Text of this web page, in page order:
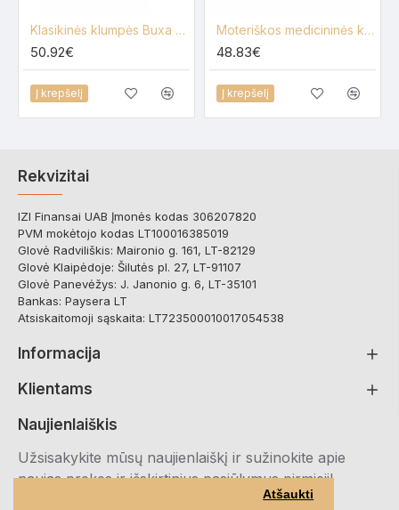
Atšaukti
Klasikinės klumpės Buxa FPU11
50.92€
Į krepšelį
Moteriškos medicininės klumpės Buxa Anatomic BZ320
48.83€
Į krepšelį
Rekvizitai
IZI Finansai UAB Įmonės kodas 306207820
PVM mokėtojo kodas LT100016385019
Glovė Radviliškis: Maironio g. 161, LT-82129
Glovė Klaipėdoje: Šilutės pl. 27, LT-91107
Glovė Panevėžys: J. Janonio g. 6, LT-35101
Bankas: Paysera LT
Atsiskaitomoji sąskaita: LT723500010017054538
Informacija
Klientams
Naujienlaiškis
Užsisakykite mūsų naujienlaiškį ir sužinokite apie
naujas prekes ir išskirtinius pasiūlymus pirmieji!